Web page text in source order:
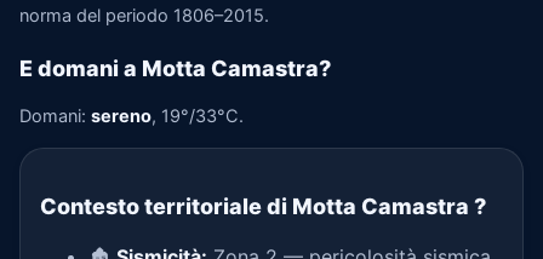
norma del periodo 1806–2015.
E domani a Motta Camastra?
Domani: sereno, 19°/33°C.
Contesto territoriale di Motta Camastra ?